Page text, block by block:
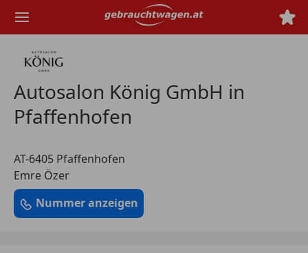
Hauptinhalt
Autosalon König GmbH in
Pfaffenhofen
AT-6405 Pfaffenhofen
Emre Özer
Nummer anzeigen